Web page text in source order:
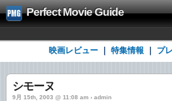
Perfect Movie Guide
映画レビュー 特集情報 プ
シモーヌ
9月 15th, 2003 @ 11:08 am › admin